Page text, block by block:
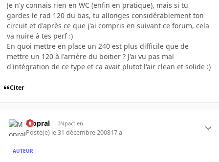
Je n'y connais rien en WC (enfin en pratique), mais si tu
gardes le rad 120 du bas, tu allonges considérablement ton
circuit et d'après ce que j'ai compris en suivant ce forum, cela
va nuire à tes perf :)
En quoi mettre en place un 240 est plus difficile que de
mettre un 120 à l'arrière du boitier ? J'ai vu pas mal
d'intégration de ce type et ca avait plutot l'air clean et solide :)
Citer
Mopral INpactien
Posté(e) le 31 décembre 200817 a
AUTEUR